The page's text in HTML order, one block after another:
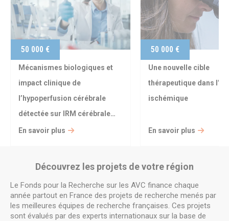
Mécanismes biologiques et
impact clinique de
l’hypoperfusion cérébrale
détectée sur IRM cérébrale…
En savoir plus
50 000 €
Une nouvelle cible
thérapeutique dans
ischémique
En savoir plus
50 000 €
Découvrez les projets de votre région
Le Fonds pour la Recherche sur les AVC finance chaque
année partout en France des projets de recherche menés par
les meilleures équipes de recherche françaises. Ces projets
sont évalués par des experts internationaux sur la base de